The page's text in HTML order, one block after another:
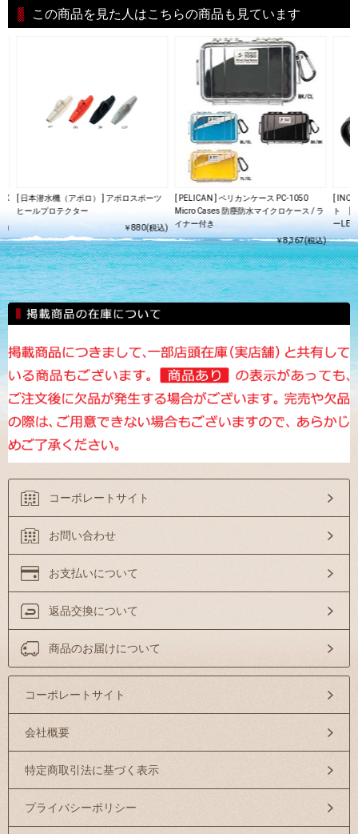
この商品を見た人はこちらの商品も見ています
)
[ 日本潜水機（アポロ） ] アポロスポーツ
ヒールプロテクター
￥880(税込)
[ PELICAN ] ペリカンケース PC-1050
Micro Cases 防塵防水マイクロケース / ラ
イナー付き
￥8,367(税込)
[
ト [
ーLE /
コーポレートサイト
お問い合わせ
お支払いについて
返品交換について
商品のお届けについて
コーポレートサイト
会社概要
特定商取引法に基づく表示
プライバシーポリシー